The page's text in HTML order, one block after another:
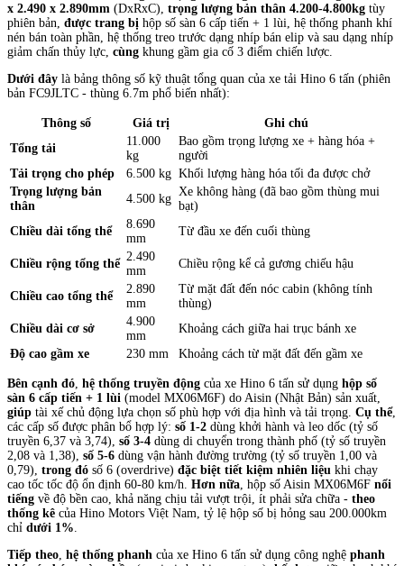
x 2.490 x 2.890mm (DxRxC), trọng lượng bản thân 4.200-4.800kg tùy
phiên bản, được trang bị hộp số sàn 6 cấp tiến + 1 lùi, hệ thống phanh khí
nén bán toàn phần, hệ thống treo trước dạng nhíp bán elip và sau dạng nhíp
giảm chấn thủy lực, cùng khung gầm gia cố 3 điểm chiến lược.
Dưới đây là bảng thông số kỹ thuật tổng quan của xe tải Hino 6 tấn (phiên
bản FC9JLTC - thùng 6.7m phổ biến nhất):
Thông số Giá trị
Ghi chú
Tổng tải
11.000
kg
Bao gồm trọng lượng xe + hàng hóa +
người
Tải trọng cho phép
6.500 kg Khối lượng hàng hóa tối đa được chở
Trọng lượng bản
thân
4.500 kg
Xe không hàng (đã bao gồm thùng mui
bạt)
Chiều dài tổng thể
8.690
mm
Từ đầu xe đến cuối thùng
Chiều rộng tổng thể
2.490
mm
Chiều rộng kể cả gương chiếu hậu
Chiều cao tổng thể
2.890
mm
Từ mặt đất đến nóc cabin (không tính
thùng)
Chiều dài cơ sở
4.900
mm
Khoảng cách giữa hai trục bánh xe
Độ cao gầm xe
230 mm Khoảng cách từ mặt đất đến gầm xe
Bên cạnh đó hệ thống truyền động của xe Hino 6 tấn sử dụng hộp số
sàn 6 cấp tiến + 1 lùi (model MX06M6F) do Aisin (Nhật Bản) sản xuất,
giúp tài xế chủ động lựa chọn số phù hợp với địa hình và tải trọng. Cụ thể,
các cấp số được phân bổ hợp lý: số 1-2 dùng khởi hành và leo dốc (tỷ số
truyền 6,37 và 3,74), số 3-4 dùng di chuyển trong thành phố (tỷ số truyền
2,08 và 1,38), số 5-6 dùng vận hành đường trường (tỷ số truyền 1,00 và
0,79), trong đó số 6 (overdrive) đặc biệt tiết kiệm nhiên liệu khi chạy
cao tốc tốc độ ổn định 60-80 km/h. Hơn nữa , hộp số Aisin MX06M6F nổi
tiếng về độ bền cao, khả năng chịu tải vượt trội, ít phải sửa chữa - theo
thống kê của Hino Motors Việt Nam, tỷ lệ hộp số bị hỏng sau 200.000km
chỉ dưới 1%
Tiếp theo hệ thống phanh của xe Hino 6 tấn sử dụng công nghệ phanh